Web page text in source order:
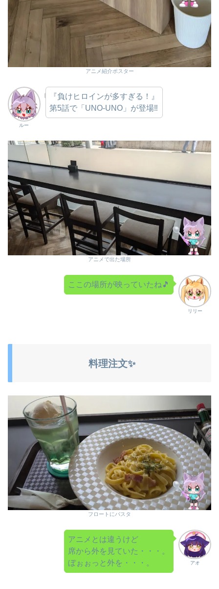
アニメ紹介ポスター
ルー
『負けヒロインが多すぎる！』
第5話で「UNO-UNO」が登場‼
アニメで出た場所
リリー
ここの場所が映っていたね🎵
料理注文✨
フロートにパスタ
アオ
アニメとは違うけど
席から外を見ていた・・・。
ぼぉぉっと外を・・・。